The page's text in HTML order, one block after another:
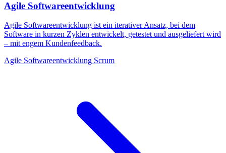
Agile Softwareentwicklung
Agile Softwareentwicklung ist ein iterativer Ansatz, bei dem
Software in kurzen Zyklen entwickelt, getestet und ausgeliefert wird
– mit engem Kundenfeedback.
Agile Softwareentwicklung Scrum